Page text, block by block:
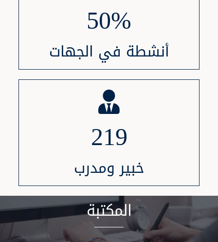
50%
أنشطة في الجهات
219
خبير ومدرب
المكتبة